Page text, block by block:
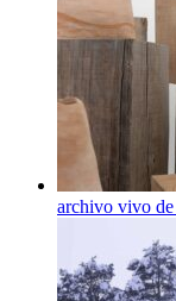
archivo vivo de